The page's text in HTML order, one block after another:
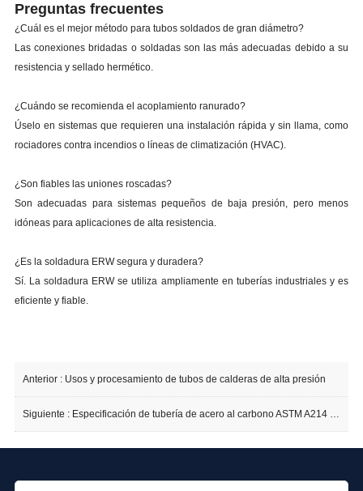
Grooved Clamp Medium
Preguntas frecuentes
¿Cuál es el mejor método para tubos soldados de gran diámetro?
Las conexiones bridadas o soldadas son las más adecuadas debido a su
resistencia y sellado hermético.
¿Cuándo se recomienda el acoplamiento ranurado?
Úselo en sistemas que requieren una instalación rápida y sin llama, como
rociadores contra incendios o líneas de climatización (HVAC).
¿Son fiables las uniones roscadas?
Son adecuadas para sistemas pequeños de baja presión, pero menos
idóneas para aplicaciones de alta resistencia.
¿Es la soldadura ERW segura y duradera?
Sí. La soldadura ERW se utiliza ampliamente en tuberías industriales y es
eficiente y fiable.
Anterior : Usos y procesamiento de tubos de calderas de alta presión
Siguiente : Especificación de tubería de acero al carbono ASTM A214 ERW